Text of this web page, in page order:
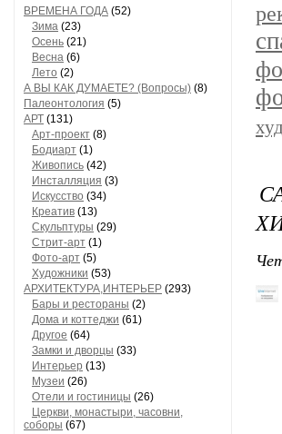
ВРЕМЕНА ГОДА (52)
Зима (23)
Осень (21)
Весна (6)
Лето (2)
А ВЫ КАК ДУМАЕТЕ? (Вопросы) (8)
Палеонтология (5)
АРТ (131)
Арт-проект (8)
Бодиарт (1)
Живопись (42)
Инсталляция (3)
Искусство (34)
Креатив (13)
Скульптуры (29)
Стрит-арт (1)
Фото-арт (5)
Художники (53)
АРХИТЕКТУРА,ИНТЕРЬЕР (293)
Бары и рестораны (2)
Дома и коттеджи (61)
Другое (64)
Замки и дворцы (33)
Интерьер (13)
Музеи (26)
Отели и гостиницы (26)
Церкви, монастыри, часовни,
соборы (67)